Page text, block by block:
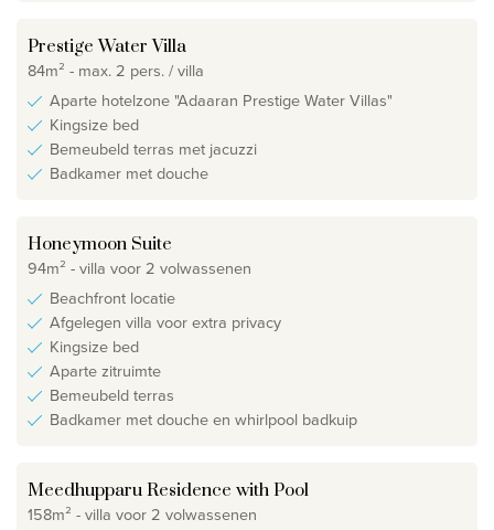
Prestige Water Villa
84m² - max. 2 pers. / villa
Aparte hotelzone "Adaaran Prestige Water Villas"
Kingsize bed
Bemeubeld terras met jacuzzi
Badkamer met douche
Honeymoon Suite
94m² - villa voor 2 volwassenen
Beachfront locatie
Afgelegen villa voor extra privacy
Kingsize bed
Aparte zitruimte
Bemeubeld terras
Badkamer met douche en whirlpool badkuip
Meedhupparu Residence with Pool
158m² - villa voor 2 volwassenen